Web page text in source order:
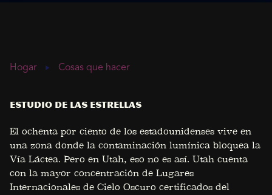
Hogar Cosas que hacer
Estudio de las estrellas
El ochenta por ciento de los estadounidenses vive en
una zona donde la contaminación lumínica bloquea la
Vía Láctea. Pero en Utah, eso no es así. Utah cuenta
con la mayor concentración de Lugares
Internacionales de Cielo Oscuro certificados del